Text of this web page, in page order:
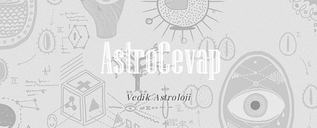
Vedik Astroloji